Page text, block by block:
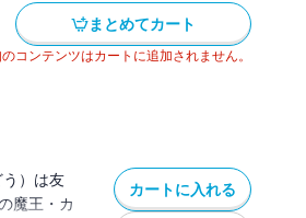
まとめてカート
コンテンツはカートに追加されません。
）は友
魔王・カ
カートに入れる